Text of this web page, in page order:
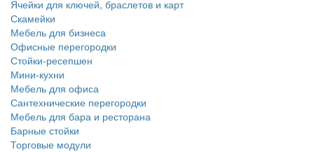
Ячейки для ключей, браслетов и карт
Скамейки
Мебель для бизнеса
Офисные перегородки
Стойки-ресепшен
Мини-кухни
Мебель для офиса
Сантехнические перегородки
Мебель для бара и ресторана
Барные стойки
Торговые модули